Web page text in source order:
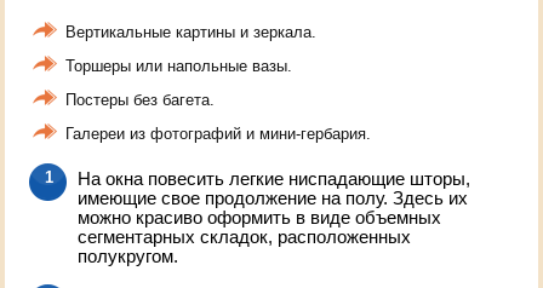
Вертикальные картины и зеркала.
Торшеры или напольные вазы.
Постеры без багета.
Галереи из фотографий и мини-гербария.
На окна повесить легкие ниспадающие шторы,
имеющие свое продолжение на полу. Здесь их
можно красиво оформить в виде объемных
сегментарных складок, расположенных
полукругом.